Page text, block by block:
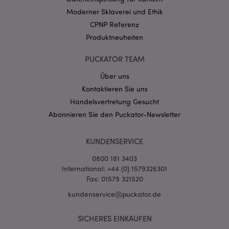
Moderner Sklaverei und Ethik
CPNP Referenz
Produktneuheiten
PUCKATOR TEAM
Über uns
Kontaktieren Sie uns
Handelsvertretung Gesucht
Abonnieren Sie den Puckator-Newsletter
KUNDENSERVICE
0800 181 3403
International: +44 (0) 1579326301
Fax: 01579 321520
kundenservice@puckator.de
SICHERES EINKAUFEN
CookieScriptConsent
CookieScript
.puckator.de